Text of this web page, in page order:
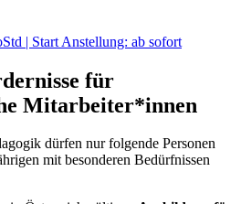
| Start Anstellung: ab sofort
für
Mitarbeiter*innen
dürfen nur folgende Personen
mit besonderen Bedürfnissen